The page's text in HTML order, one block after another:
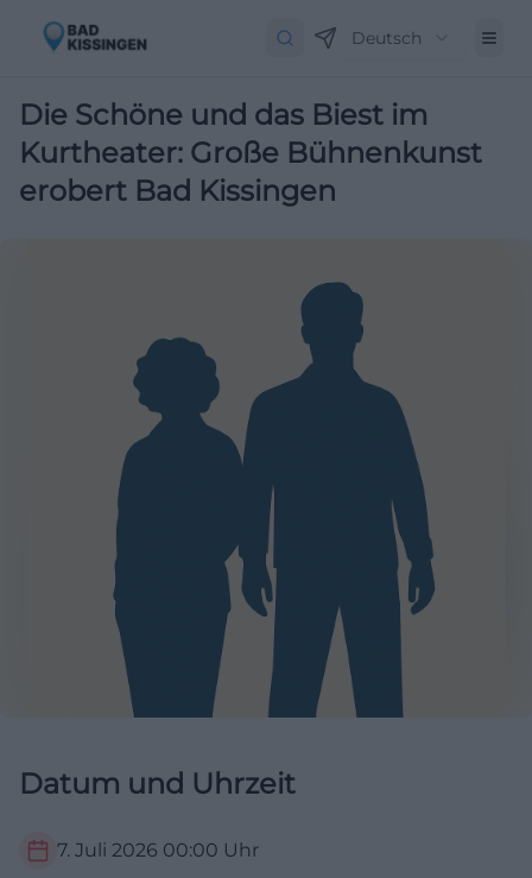
Deutsch
Die Schöne und das Biest im
Kurtheater: Große Bühnenkunst
erobert Bad Kissingen
Datum und Uhrzeit
7. Juli 2026 00:00 Uhr